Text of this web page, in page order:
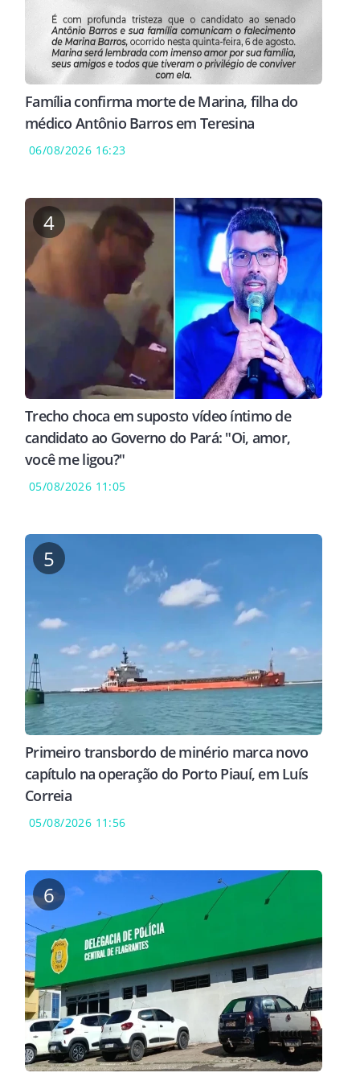
Família confirma morte de Marina, filha do
médico Antônio Barros em Teresina
06/08/2026 16:23
4
Trecho choca em suposto vídeo íntimo de
candidato ao Governo do Pará: "Oi, amor,
você me ligou?"
05/08/2026 11:05
5
Primeiro transbordo de minério marca novo
capítulo na operação do Porto Piauí, em Luís
Correia
05/08/2026 11:56
6